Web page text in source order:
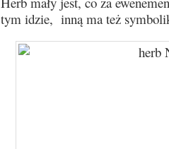
tym idzie, inną ma też